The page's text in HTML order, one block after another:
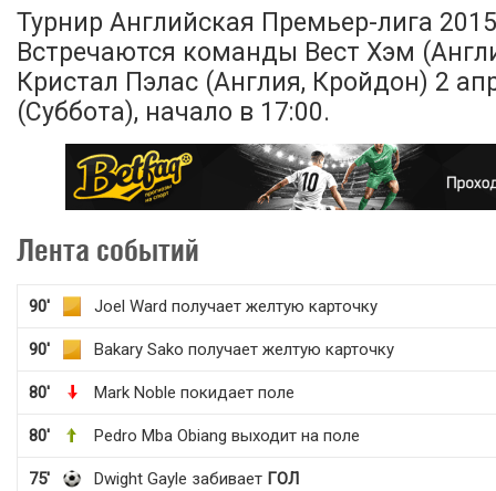
Турнир Английская Премьер-лига
Встречаются команды Вест Хэм
Кристал Пэлас (Англия, Кройдон) 2
(Суббота), начало в 17:00.
Лента событий
90' Joel Ward получает желтую карточку
90' Bakary Sako получает желтую карточку
80' Mark Noble покидает поле
80' Pedro Mba Obiang выходит на поле
75' Dwight Gayle забивает ГОЛ